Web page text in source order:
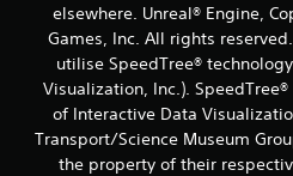
elsewhere. Unreal® Engine,
Games, Inc. All rights
utilise SpeedTree®
Visualization, Inc.).
of Interactive Data
Transport/Science Museum
the property of their